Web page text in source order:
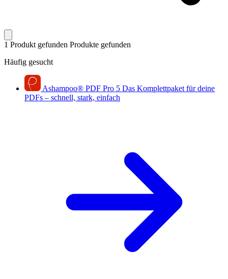
1 Produkt gefunden Produkte gefunden
Häufig gesucht
Ashampoo® PDF Pro 5 Das Komplettpaket für deine
PDFs – schnell, stark, einfach